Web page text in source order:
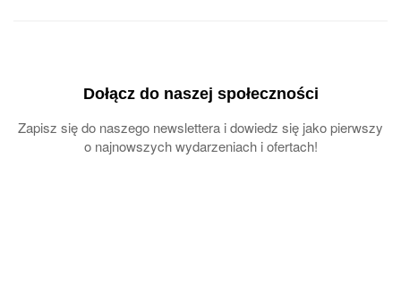
Dołącz do naszej społeczności
Zapisz się do naszego newslettera i dowiedz się jako pierwszy
o najnowszych wydarzeniach i ofertach!